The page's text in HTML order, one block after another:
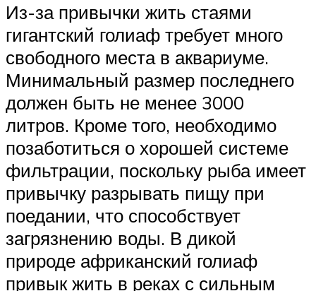
Из-за привычки жить стаями
гигантский голиаф требует много
свободного места в аквариуме.
Минимальный размер последнего
должен быть не менее 3000
литров. Кроме того, необходимо
позаботиться о хорошей системе
фильтрации, поскольку рыба имеет
привычку разрывать пищу при
поедании, что способствует
загрязнению воды. В дикой
природе африканский голиаф
привык жить в реках с сильным